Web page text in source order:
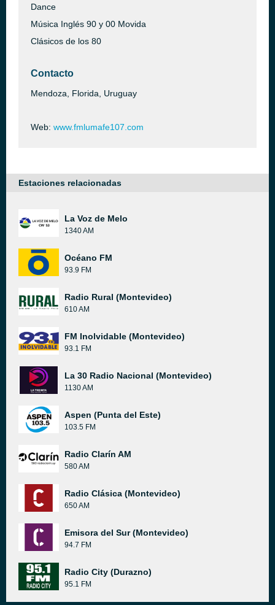
Dance
Música Inglés 90 y 00 Movida
Clásicos de los 80
Contacto
Mendoza, Florida, Uruguay
Web: www.fmlumafe107.com
Estaciones relacionadas
La Voz de Melo
1340 AM
Océano FM
93.9 FM
Radio Rural (Montevideo)
610 AM
FM Inolvidable (Montevideo)
93.1 FM
La 30 Radio Nacional (Montevideo)
1130 AM
Aspen (Punta del Este)
103.5 FM
Radio Clarín AM
580 AM
Radio Clásica (Montevideo)
650 AM
Emisora del Sur (Montevideo)
94.7 FM
Radio City (Durazno)
95.1 FM